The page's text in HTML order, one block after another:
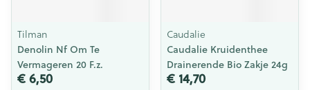
Tilman
Denolin Nf Om Te
Vermageren 20 F.z.
€ 6,50
Caudalie
Caudalie Kruidenthee
Drainerende Bio Zakje 24g
€ 14,70